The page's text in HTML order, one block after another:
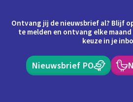
Ontvang jij de nieuwsbrief al? Blijf
te melden en ontvang elke
keuze in je
Nieuwsbrief PO